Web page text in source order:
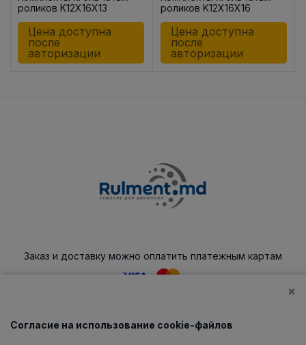
роликов K12X16X13
Цена доступна
после
авторизации
роликов K12X16X16
Цена доступна
после
авторизации
Заказ и доставку можно оплатить платежным картам
Каталог
×
Согласие на использование cookie-файлов